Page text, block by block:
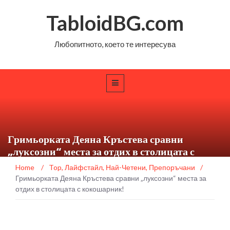
TabloidBG.com
Любопитното, което те интересува
Гримьорката Деяна Кръстева сравни
„луксозни“ места за отдих в столицата с
кокошарник!
Home / Top, Лайфстайл, Най-Четени, Препоръчани
/
Гримьорката Деяна Кръстева сравни „луксозни“ места за
отдих в столицата с кокошарник!